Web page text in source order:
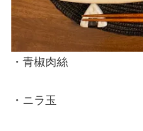
・青椒肉絲
・ニラ玉